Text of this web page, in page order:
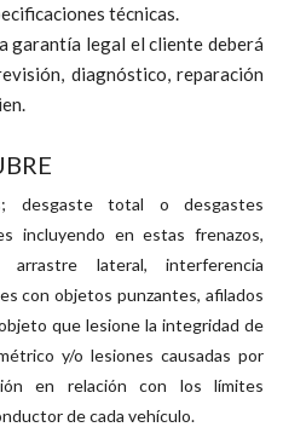
técnicas.
garantía legal el cliente deberá
diagnóstico, reparación
desgaste total o desgastes
incluyendo en estas frenazos,
arrastre lateral, interferencia
con objetos punzantes, afilados
que lesione la integridad de
y/o lesiones causadas por
en relación con los límites
de cada vehículo.